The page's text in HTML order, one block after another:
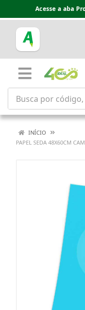
Acesse a aba
INÍCIO
PAPEL SEDA 48X60CM